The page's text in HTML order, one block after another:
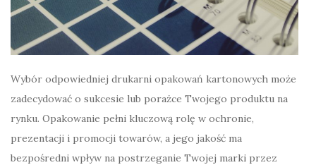
Wybór odpowiedniej drukarni opakowań kartonowych może
zadecydować o sukcesie lub porażce Twojego produktu na
rynku. Opakowanie pełni kluczową rolę w ochronie,
prezentacji i promocji towarów, a jego jakość ma
bezpośredni wpływ na postrzeganie Twojej marki przez